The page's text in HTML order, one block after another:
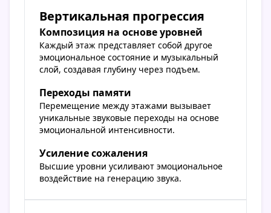
Вертикальная прогрессия
Композиция на основе уровней
Каждый этаж представляет собой другое
эмоциональное состояние и музыкальный
слой, создавая глубину через подъем.
Переходы памяти
Перемещение между этажами вызывает
уникальные звуковые переходы на основе
эмоциональной интенсивности.
Усиление сожаления
Высшие уровни усиливают эмоциональное
воздействие на генерацию звука.